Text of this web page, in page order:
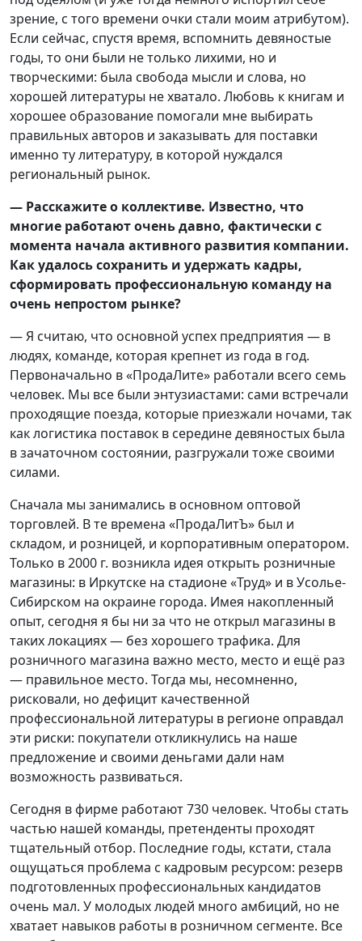
зрение, с того времени очки стали моим атрибутом).
Если сейчас, спустя время, вспомнить девяностые
годы, то они были не только лихими, но и
творческими: была свобода мысли и слова, но
хорошей литературы не хватало. Любовь к книгам и
хорошее образование помогали мне выбирать
правильных авторов и заказывать для поставки
именно ту литературу, в которой нуждался
региональный рынок.
— Расскажите о коллективе. Известно, что
многие работают очень давно, фактически с
момента начала активного развития компании.
Как удалось сохранить и удержать кадры,
сформировать профессиональную команду на
очень непростом рынке?
— Я считаю, что основной успех предприятия — в
людях, команде, которая крепнет из года в год.
Первоначально в «ПродаЛите» работали всего семь
человек. Мы все были энтузиастами: сами встречали
проходящие поезда, которые приезжали ночами, так
как логистика поставок в середине девяностых была
в зачаточном состоянии, разгружали тоже своими
силами.
Сначала мы занимались в основном оптовой
торговлей. В те времена «ПродаЛитЪ» был и
складом, и розницей, и корпоративным оператором.
Только в 2000 г. возникла идея открыть розничные
магазины: в Иркутске на стадионе «Труд» и в Усолье-
Сибирском на окраине города. Имея накопленный
опыт, сегодня я бы ни за что не открыл магазины в
таких локациях — без хорошего трафика. Для
розничного магазина важно место, место и ещё раз
— правильное место. Тогда мы, несомненно,
рисковали, но дефицит качественной
профессиональной литературы в регионе оправдал
эти риски: покупатели откликнулись на наше
предложение и своими деньгами дали нам
возможность развиваться.
Сегодня в фирме работают 730 человек. Чтобы стать
частью нашей команды, претенденты проходят
тщательный отбор. Последние годы, кстати, стала
ощущаться проблема с кадровым ресурсом: резерв
подготовленных профессиональных кандидатов
очень мал. У молодых людей много амбиций, но не
хватает навыков работы в розничном сегменте. Все